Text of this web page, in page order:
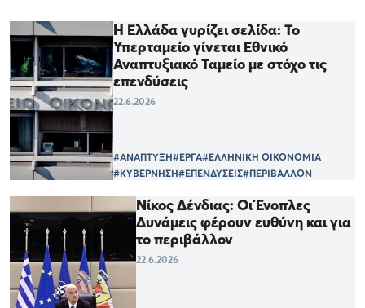
Η Ελλάδα γυρίζει σελίδα: Το
Υπερταμείο γίνεται Εθνικό
Αναπτυξιακό Ταμείο με στόχο τις
επενδύσεις
22.6.2026
#ΑΝΑΠΤΥΞΗ#ΕΡΓΑ#ΕΛΛΗΝΙΚΗ ΟΙΚΟΝΟΜΙΑ
#ΚΥΒΕΡΝΗΣΗ#ΕΠΕΝΔΥΣΕΙΣ#ΠΕΡΙΒΑΛΛΟΝ
Νίκος Δένδιας: Οι Ένοπλες
Δυνάμεις φέρουν ευθύνη και για
το περιβάλλον
22.6.2026